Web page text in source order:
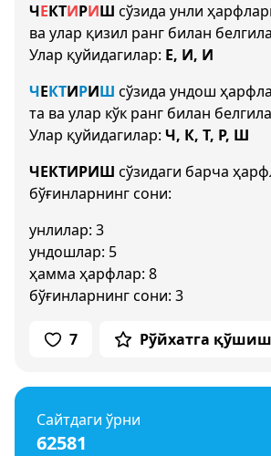
ЧЕКТИРИШ сўзида унли
ва улар қизил ранг билан
Улар қуйидагилар: Е, И, И
ЧЕКТИРИШ сўзида ундош
та ва улар кўк ранг билан
Улар қуйидагилар: Ч, К, Т, Р, Ш
ЧЕКТИРИШ сўзидаги барча
бўғинларнинг сони:
унлилар: 3
ундошлар: 5
ҳамма ҳарфлар: 8
бўғинларнинг сони: 3
7 Рўйхатга қўшиш
Сайтдаги ўрни
62581